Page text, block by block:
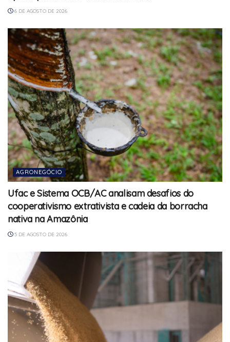
6 DE AGOSTO DE 2026
AGRONEGÓCIO
Ufac e Sistema OCB/AC analisam desafios do
cooperativismo extrativista e cadeia da borracha
nativa na Amazônia
5 DE AGOSTO DE 2026